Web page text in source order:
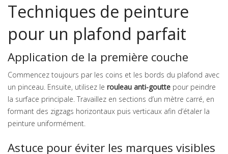
Techniques de peinture
pour un plafond parfait
Application de la première couche
Commencez toujours par les coins et les bords du plafond avec
un pinceau. Ensuite, utilisez le rouleau anti-goutte pour peindre
la surface principale. Travaillez en sections d’un mètre carré, en
formant des zigzags horizontaux puis verticaux afin d’étaler la
peinture uniformément.
Astuce pour éviter les marques visibles